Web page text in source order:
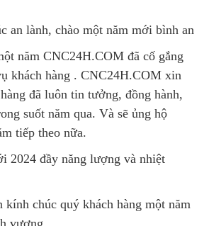
an lành, chào một năm mới bình an
năm CNC24H.COM đã cố gắng
khách hàng . CNC24H.COM xin
đã luôn tin tưởng, đồng hành,
suốt năm qua. Và sẽ ủng hộ
tiếp theo nữa.
2024 đầy năng lượng và nhiệt
chúc quý khách hàng một năm